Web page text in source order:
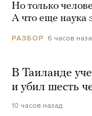
Но только
А что еще наука
РАЗБОР 6 часов
В Таиланде
и убил шесть
10 часов назад